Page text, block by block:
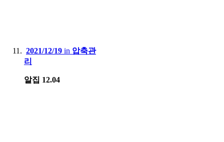
2021/12/19 in 압축관
리
알집 12.04